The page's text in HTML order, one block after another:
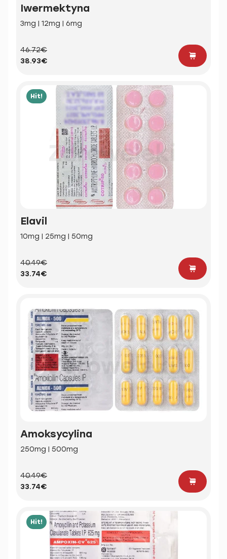
Iwermektyna
3mg | 12mg | 6mg
46.72€
38.93€
Hit!
Elavil
10mg | 25mg | 50mg
40.49€
33.74€
Amoksycylina
250mg | 500mg
40.49€
33.74€
Hit!